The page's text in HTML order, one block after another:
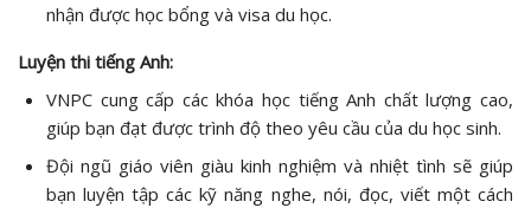
nhận được học bổng và visa du học.
Luyện thi tiếng Anh:
VNPC cung cấp các khóa học tiếng Anh chất lượng cao,
giúp bạn đạt được trình độ theo yêu cầu của du học sinh.
Đội ngũ giáo viên giàu kinh nghiệm và nhiệt tình sẽ giúp
bạn luyện tập các kỹ năng nghe, nói, đọc, viết một cách